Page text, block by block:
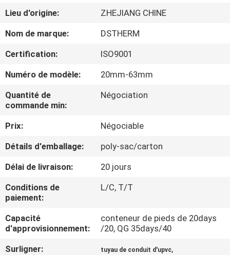
VISITE
DE
CONTRÔLE
QUALITÉ
CONTACTEZ-
NOUS
LES
AFFAIRES
Lieu d'origine:
ZHEJIANG CHINE
Nom de marque:
DSTHERM
Certification:
ISO9001
Numéro de modèle:
20mm-63mm
Quantité de
commande min:
Négociation
Prix:
Négociable
Détails d'emballage:
poly-sac/carton
Délai de livraison:
20 jours
Conditions de
paiement:
L/C, T/T
Capacité
d'approvisionnement:
conteneur de pieds de 20days
/20, QG 35days/40
Surligner:
tuyau de conduit d'upvc,